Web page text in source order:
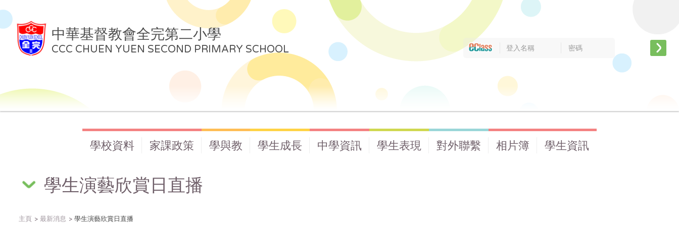
中華基督教會全完第二小學
CCC CHUEN YUEN SECOND PRIMARY SCHOOL
學校資料 家課政策 學與教 學生成長 中學資訊 學生表現 對外聯繫 相片簿 學生資訊
學生演藝欣賞日直播
主頁 最新消息 學生演藝欣賞日直播